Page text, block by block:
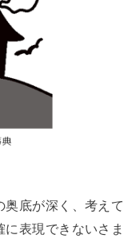
底が深く、考えて
表現できないさま